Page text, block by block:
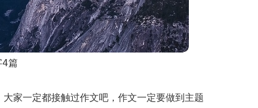
4篇
家一定都接触过作文吧，作文一定要做到主题